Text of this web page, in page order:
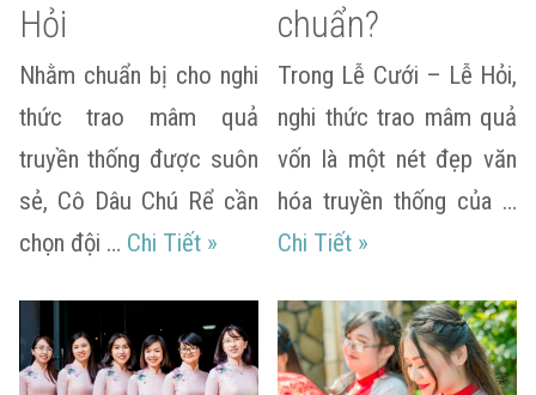
Hỏi
Nhằm chuẩn bị cho nghi
thức trao mâm quả
truyền thống được suôn
sẻ, Cô Dâu Chú Rể cần
chọn đội … Chi Tiết Kinh nghiệm thuê dịch vụ bưng
»
chuẩn?
Trong Lễ Cưới – Lễ Hỏi,
nghi thức trao mâm quả
vốn là một nét đẹp văn
hóa truyền thống của …
Chi Tiết Như thế nào là
»